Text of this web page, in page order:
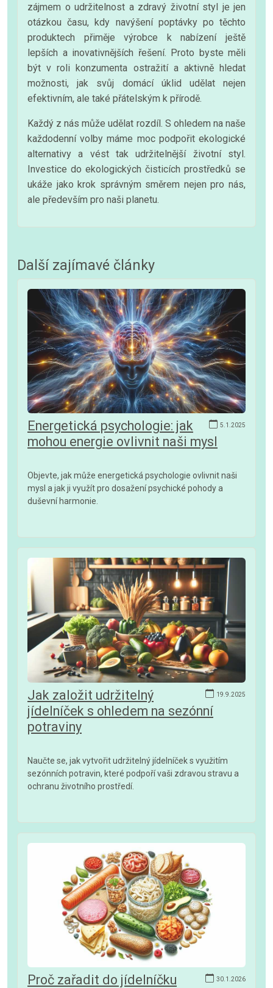
zájmem o udržitelnost a zdravý životní styl je jen
otázkou času, kdy navýšení poptávky po těchto
produktech přiměje výrobce k nabízení ještě
lepších a inovativnějších řešení. Proto byste měli
být v roli konzumenta ostražití a aktivně hledat
možnosti, jak svůj domácí úklid udělat nejen
efektivním, ale také přátelským k přírodě.
Každý z nás může udělat rozdíl. S ohledem na naše
každodenní volby máme moc podpořit ekologické
alternativy a vést tak udržitelnější životní styl.
Investice do ekologických čisticích prostředků se
ukáže jako krok správným směrem nejen pro nás,
ale především pro naši planetu.
Další zajímavé články
5.1.2025
Energetická psychologie: jak
mohou energie ovlivnit naši mysl
Objevte, jak může energetická psychologie ovlivnit naši
mysl a jak ji využít pro dosažení psychické pohody a
duševní harmonie.
19.9.2025
Jak založit udržitelný
jídelníček s ohledem na sezónní
potraviny
Naučte se, jak vytvořit udržitelný jídelníček s využitím
sezónních potravin, které podpoří vaši zdravou stravu a
ochranu životního prostředí.
30.1.2026
Proč zařadit do jídelníčku